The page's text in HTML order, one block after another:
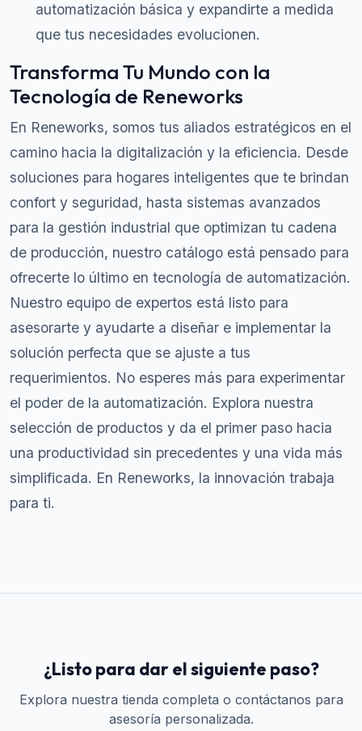
automatización básica y expandirte a medida
que tus necesidades evolucionen.
Transforma Tu Mundo con la
Tecnología de Reneworks
En Reneworks, somos tus aliados estratégicos en el
camino hacia la digitalización y la eficiencia. Desde
soluciones para hogares inteligentes que te brindan
confort y seguridad, hasta sistemas avanzados
para la gestión industrial que optimizan tu cadena
de producción, nuestro catálogo está pensado para
ofrecerte lo último en tecnología de automatización.
Nuestro equipo de expertos está listo para
asesorarte y ayudarte a diseñar e implementar la
solución perfecta que se ajuste a tus
requerimientos. No esperes más para experimentar
el poder de la automatización. Explora nuestra
selección de productos y da el primer paso hacia
una productividad sin precedentes y una vida más
simplificada. En Reneworks, la innovación trabaja
para ti.
¿Listo para dar el siguiente paso?
Explora nuestra tienda completa o contáctanos para
asesoría personalizada.